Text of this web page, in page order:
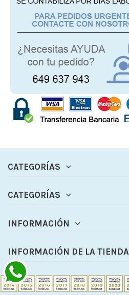
CATEGORÍAS
CATEGORÍAS
INFORMACIÓN
INFORMACIÓN DE LA TIENDA